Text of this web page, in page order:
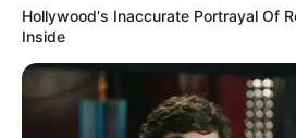
Hier geht es zu denschönsten
Deutschland
und hier gibt es
. Hierzu gehören
Hollywood's Inaccurate Portrayal Of
Inside